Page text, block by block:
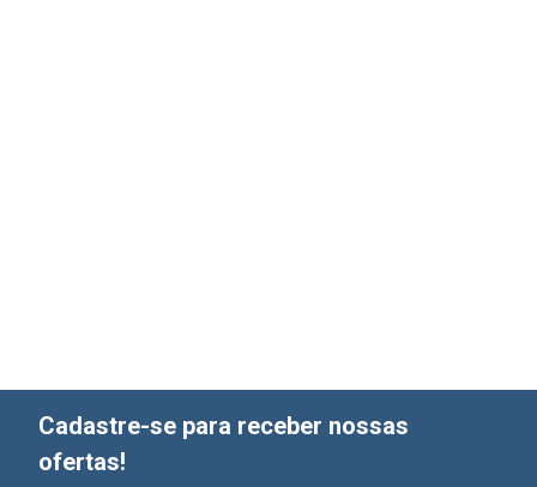
Cadastre-se para receber nossas
ofertas!